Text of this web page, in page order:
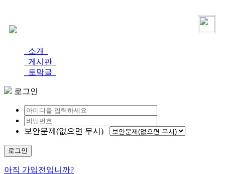
소개
게시판
토막글
로그인
보안문제(없으면 무시)
로그인
아직 가입전입니까?